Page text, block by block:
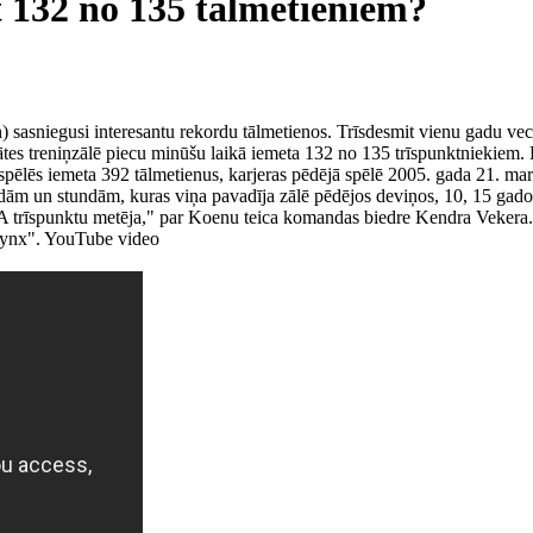
no 135 tālmetieniem?
interesantu rekordu tālmetienos. Trīsdesmit vienu gadu
treniņzālē piecu minūšu laikā iemeta 132 no 135
iemeta 392 tālmetienus, karjeras pēdējā spēlē 2005. gada 21.
un stundām, kuras viņa pavadīja zālē pēdējos deviņos, 10, 15
metēja," par Koenu teica komandas biedre Kendra
YouTube video